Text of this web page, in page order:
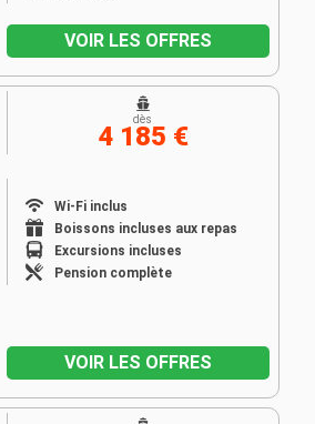
VOIR LES OFFRES
Wi-Fi inclus
Boissons incluses aux repas
Excursions incluses
Pension complète
dès
4 185 €
VOIR LES OFFRES